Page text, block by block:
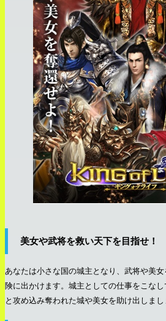
美女や武将を救い天下を目指せ！
あなたは小さな国の城主となり、武将や美
険に出かけます。城主としての仕事をこな
と攻め込み奪われた城や美女を助け出しまし